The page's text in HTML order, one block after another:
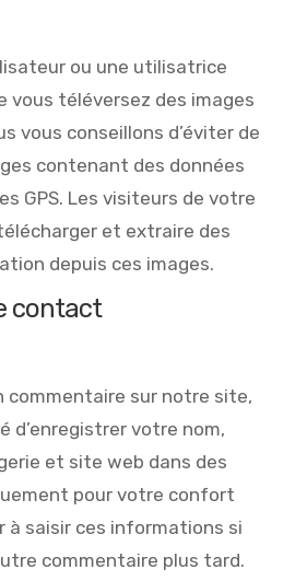
ou une utilisatrice
vous téléversez des images
vous conseillons d’éviter de
contenant des données
GPS. Les visiteurs de votre
et extraire des
depuis ces images.
contact
commentaire sur notre site,
d’enregistrer votre nom,
et site web dans des
pour votre confort
à saisir ces informations si
commentaire plus tard.